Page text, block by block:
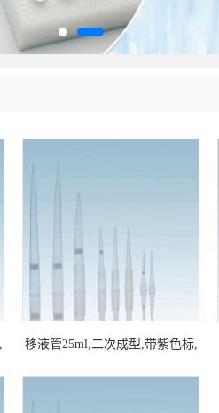
移液管25ml,二次成型,带紫色标,